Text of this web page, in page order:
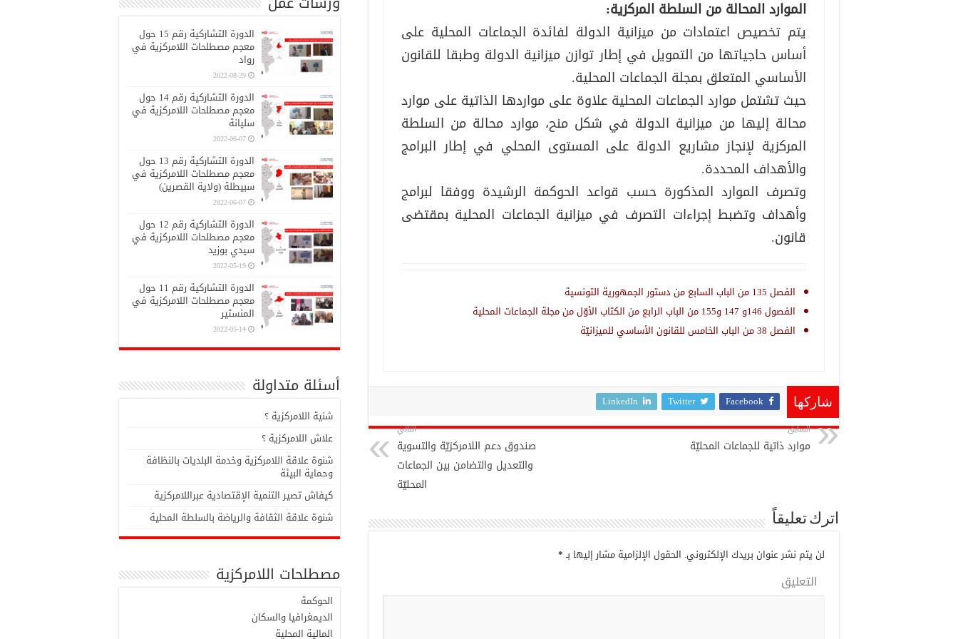
الموارد المحالة من السلطة المركزية:
يتم تخصيص اعتمادات من ميزانية الدولة لفائدة الجماعات المحلية على
أساس حاجياتها من التمويل في إطار توازن ميزانية الدولة وطبقا للقانون
الأساسي المتعلق بمجلة الجماعات المحلية.
حيث تشتمل موارد الجماعات المحلية علاوة على مواردها الذاتية على موارد
محالة إليها من ميزانية الدولة في شكل منح، موارد محالة من السلطة
المركزية لإنجاز مشاريع الدولة على المستوى المحلي في إطار البرامج
والأهداف المحددة.
وتصرف الموارد المذكورة حسب قواعد الحوكمة الرشيدة ووفقا لبرامج
وأهداف وتضبط إجراءات التصرف في ميزانية الجماعات المحلية بمقتضى
قانون.
الفصل 135 من الباب السابع من دستور الجمهورية التونسية
الفصول 146و 147 و155 من الباب الرابع من الكتاب الأوّل من مجلة الجماعات المحلية
الفصل 38 من الباب الخامس للقانون الأساسي للميزانيّة
شاركها Facebook
Twitter
LinkedIn
السابق
موارد ذاتية للجماعات المحليّة
التالي
صندوق دعم اللامركزيّة والتسوية
والتعديل والتضامن بين الجماعات
المحليّة
اترك تعليقاً
لن يتم نشر عنوان بريدك الإلكتروني. الحقول الإلزامية مشار إليها بـ*
التعليق
الدورة التشاركية رقم 15 حول
معجم مصطلحات اللامركزية في
رواد
2022-08-29
الدورة التشاركية رقم 14 حول
معجم مصطلحات اللامركزية في
سليانة
2022-06-07
الدورة التشاركية رقم 13 حول
معجم مصطلحات اللامركزية في
سبيطلة (ولاية القصرين)
2022-06-07
الدورة التشاركية رقم 12 حول
معجم مصطلحات اللامركزية في
سيدي بوزيد
2022-05-19
الدورة التشاركية رقم 11 حول
معجم مصطلحات اللامركزية في
المنستير
2022-05-14
أسئلة متداولة
شنية اللامركزية ؟
علاش اللامركزية ؟
شنوة علاقة اللامركزية وخدمة البلديات بالنظافة
وحماية البيئة
كيفاش تصير التنمية الإقتصادية عبراللامركزية
شنوة علاقة الثقافة والرياضة بالسلطة المحلية
مصطلحات اللامركزية
الحوكمة
الديمغرافيا والسكان
المالية المحلية